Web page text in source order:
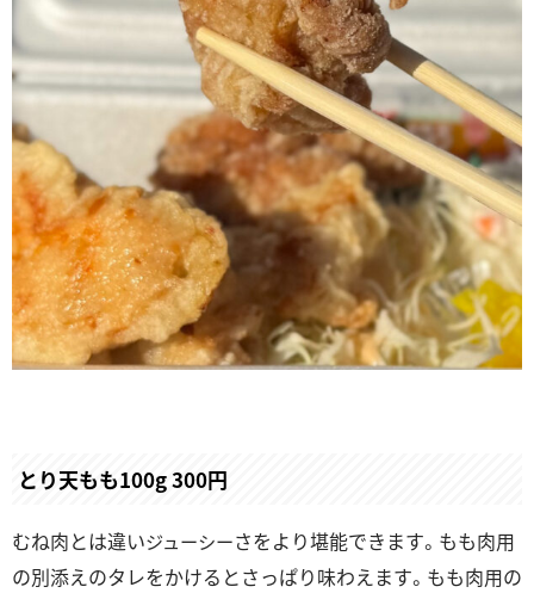
とり天もも100g 300円
むね肉とは違いジューシーさをより堪能できます。もも肉用
の別添えのタレをかけるとさっぱり味わえます。もも肉用の